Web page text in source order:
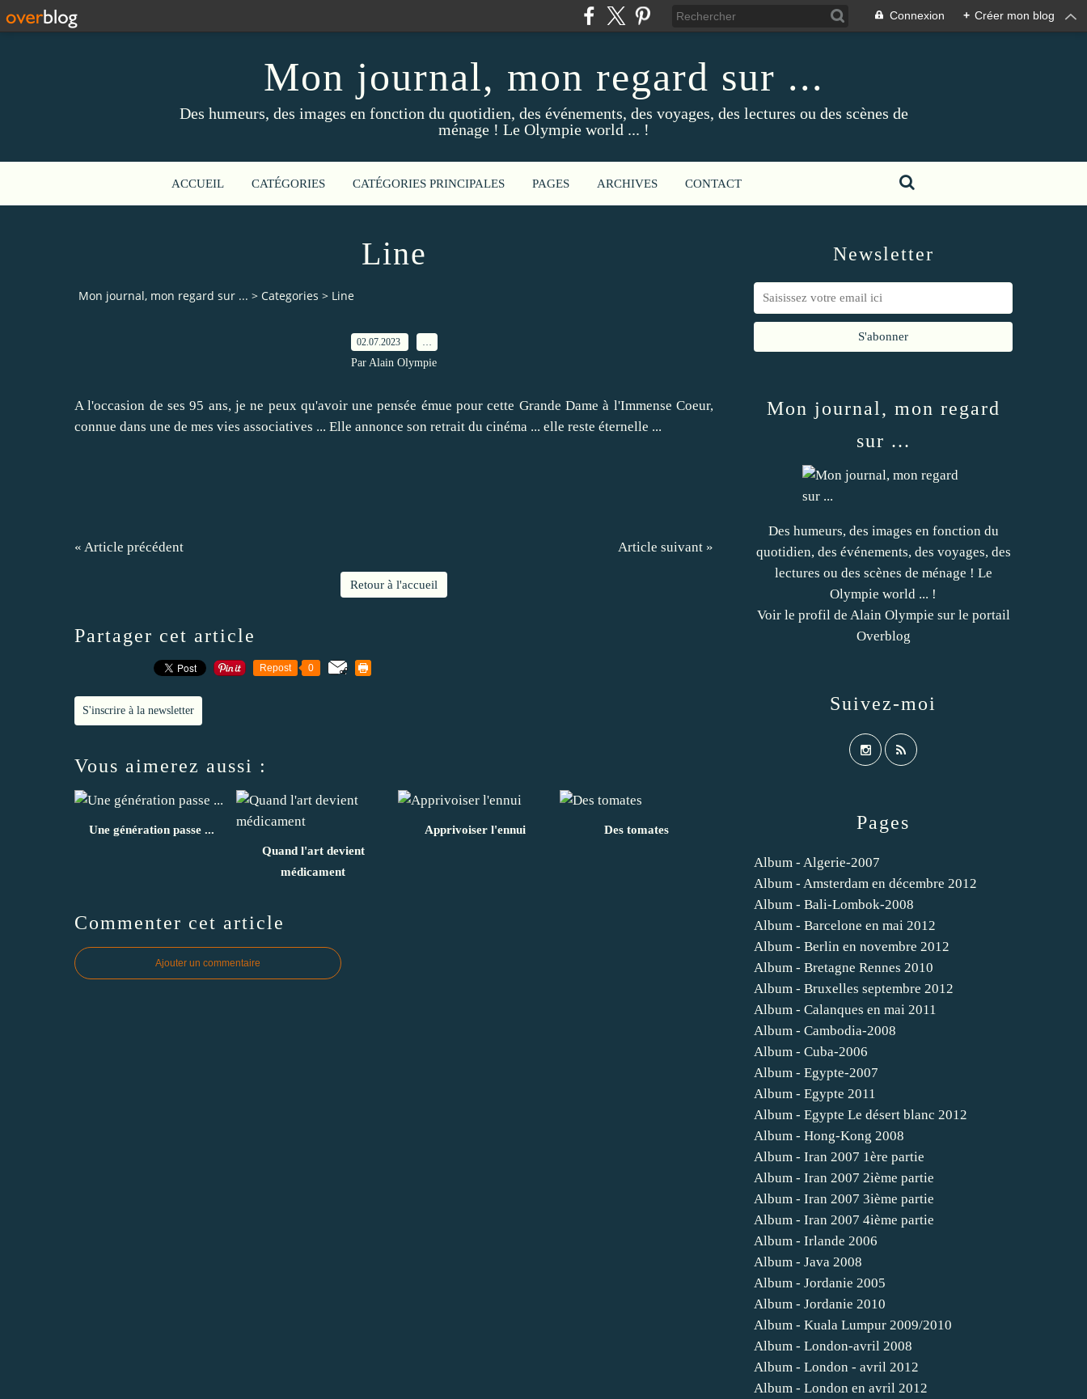
Connexion + Créer mon blog
Mon journal, mon regard sur ...
Des humeurs, des images en fonction du quotidien, des événements, des voyages, des lectures ou des scènes de
ménage ! Le Olympie world ... !
ACCUEIL CATÉGORIES CATÉGORIES PRINCIPALES PAGES ARCHIVES CONTACT
Line
Mon journal, mon regard sur ... > Categories > Line
02.07.2023
Par Alain Olympie
A l'occasion de ses 95 ans, je ne peux qu'avoir une pensée émue pour cette Grande Dame à l'Immense Coeur,
connue dans une de mes vies associatives ... Elle annonce son retrait du cinéma ... elle reste éternelle ...
« Article précédent Article suivant »
Retour à l'accueil
Partager cet article
Repost 0
S'inscrire à la newsletter
Vous aimerez aussi :
Une génération passe ...
Quand l'art devient
médicament
Apprivoiser l'ennui Des tomates
Commenter cet article
Ajouter un commentaire
Newsletter
Pages
Album - Algerie-2007
Album - Amsterdam en décembre 2012
Album - Bali-Lombok-2008
Album - Barcelone en mai 2012
Album - Berlin en novembre 2012
Album - Bretagne Rennes 2010
Album - Bruxelles septembre 2012
Album - Calanques en mai 2011
Album - Cambodia-2008
Album - Cuba-2006
Album - Egypte-2007
Album - Egypte 2011
Album - Egypte Le désert blanc 2012
Album - Hong-Kong 2008
Album - Iran 2007 1ère partie
Album - Iran 2007 2ième partie
Album - Iran 2007 3ième partie
Album - Iran 2007 4ième partie
Album - Irlande 2006
Album - Java 2008
Album - Jordanie 2005
Album - Jordanie 2010
Album - Kuala Lumpur 2009/2010
Album - London-avril 2008
Album - London - avril 2012
Album - London en avril 2012
Mon journal, mon regard
sur ...
Des humeurs, des images en fonction du
quotidien, des événements, des voyages, des
lectures ou des scènes de ménage ! Le
Olympie world ... !
Voir le profil de Alain Olympie sur le portail
Overblog
Suivez-moi